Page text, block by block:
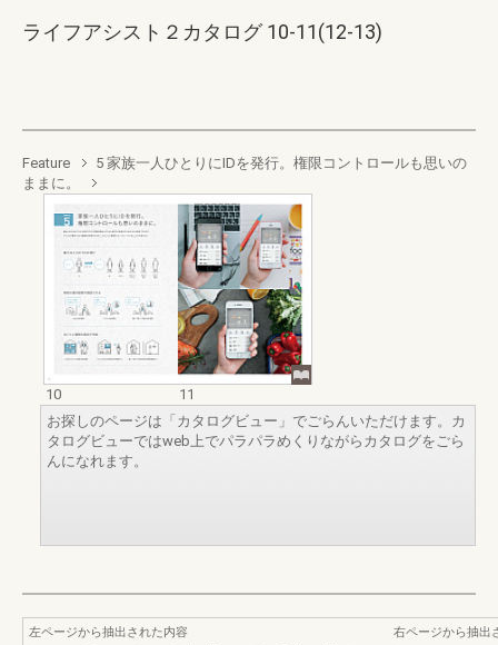
ライフアシスト２カタログ 10-11(12-13)
Feature
5 家族一人ひとりにIDを発行。権限コントロールも思いの
ままに。
10
11
お探しのページは「カタログビュー」でごらんいただけます。カ
タログビューではweb上でパラパラめくりながらカタログをごら
んになれます。
左ページから抽出された内容
右ページから抽出